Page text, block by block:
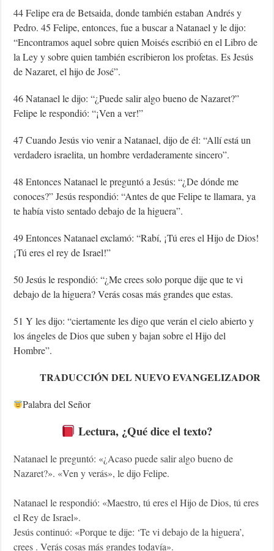
44 Felipe era de Betsaida, donde también estaban Andrés y
Pedro. 45 Felipe, entonces, fue a buscar a Natanael y le dijo:
“Encontramos aquel sobre quien Moisés escribió en el Libro de
la Ley y sobre quien también escribieron los profetas. Es Jesús
de Nazaret, el hijo de José”.
46 Natanael le dijo: “¿Puede salir algo bueno de Nazaret?”
Felipe le respondió: “¡Ven a ver!”
47 Cuando Jesús vio venir a Natanael, dijo de él: “Allí está un
verdadero israelita, un hombre verdaderamente sincero”.
48 Entonces Natanael le preguntó a Jesús: “¿De dónde me
conoces?” Jesús respondió: “Antes de que Felipe te llamara, ya
te había visto sentado debajo de la higuera”.
49 Entonces Natanael exclamó: “Rabí, ¡Tú eres el Hijo de Dios!
¡Tú eres el rey de Israel!”
50 Jesús le respondió: “¿Me crees solo porque dije que te vi
debajo de la higuera? Verás cosas más grandes que estas.
51 Y les dijo: “ciertamente les digo que verán el cielo abierto y
los ángeles de Dios que suben y bajan sobre el Hijo del
Hombre”.
TRADUCCIÓN DEL NUEVO EVANGELIZADOR
Palabra del Señor
Lectura, ¿Qué dice el texto?
Natanael le preguntó: «¿Acaso puede salir algo bueno de
Nazaret?». «Ven y verás», le dijo Felipe.
Natanael le respondió: «Maestro, tú eres el Hijo de Dios, tú eres
el Rey de Israel».
Jesús continuó: «Porque te dije: ‘Te vi debajo de la higuera’,
crees . Verás cosas más grandes todavía».